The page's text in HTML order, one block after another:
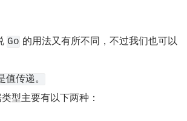
Go 的用法又有所不同，不过我们也可以
值传递。
型主要有以下两种：